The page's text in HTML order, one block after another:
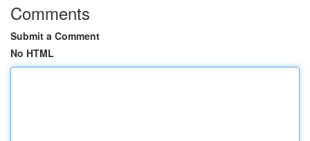
Comments
Submit a Comment
No HTML